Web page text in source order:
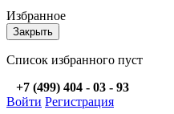
Избранное
Закрыть
Список избранного пуст
+7 (499) 404 - 03 - 93
Войти Регистрация